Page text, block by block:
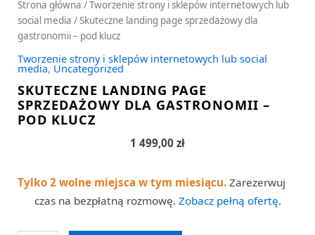
Strona główna /Tworzenie strony i sklepów internetowych lub
social media / Skuteczne landing page sprzedażowy dla
gastronomii – pod klucz
Tworzenie strony i sklepów internetowych lub social
media, Uncategorized
SKUTECZNE LANDING PAGE
SPRZEDAŻOWY DLA GASTRONOMII –
POD KLUCZ
1 499,00 zł
Tylko 2 wolne miejsca w tym miesiącu. Zarezerwuj
czas na bezpłatną rozmowę. Zobacz pełną ofertę.